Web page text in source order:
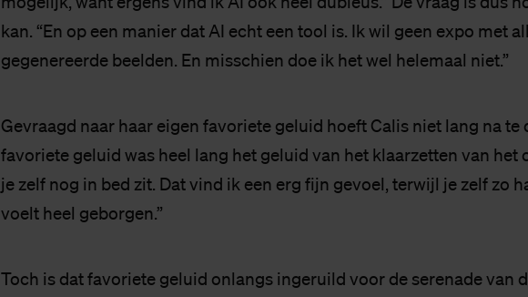
kan. “En op een manier dat AI echt een tool is. Ik wil geen expo met
gegenereerde beelden. En misschien doe ik het wel helemaal niet.”
Gevraagd naar haar eigen favoriete geluid hoeft Calis niet lang na te
favoriete geluid was heel lang het geluid van het klaarzetten van het
je zelf nog in bed zit. Dat vind ik een erg fijn gevoel, terwijl je zelf zo
voelt heel geborgen.”
Toch is dat favoriete geluid onlangs ingeruild voor de serenade van